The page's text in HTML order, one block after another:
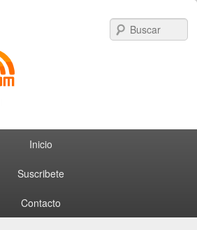
Inicio
Suscribete
Contacto